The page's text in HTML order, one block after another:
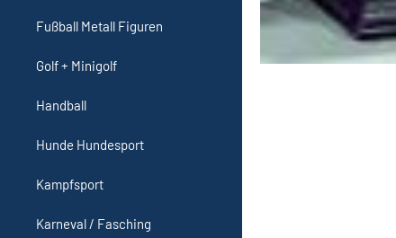
Fußball Metall Figuren
Golf + Minigolf
Handball
Hunde Hundesport
Kampfsport
Karneval / Fasching